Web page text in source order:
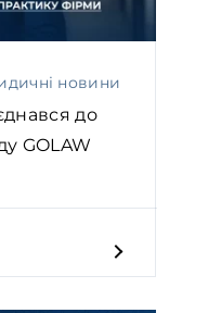
новини
до
GOLAW